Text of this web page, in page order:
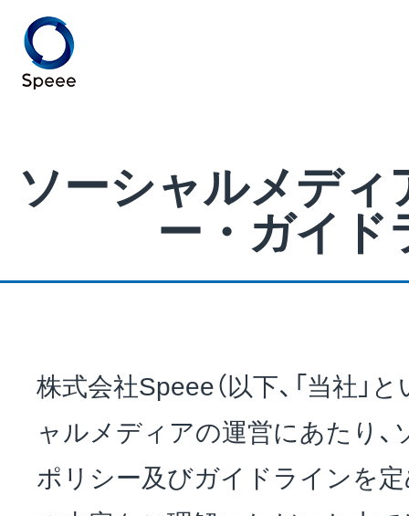
Speeeとは
NEWS
ソーシャルメディ
ー・ガイド
株式会社Speee（以下、「当社」
ャルメディアの運営にあたり
ポリシー及びガイドラインを